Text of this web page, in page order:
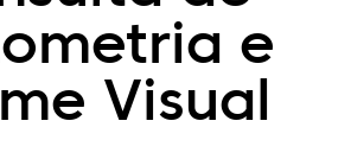
e
Visual